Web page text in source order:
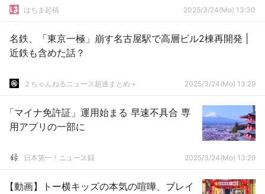
はちま起稿 2025/3/24(Mo) 13:30
名鉄、「東京一極」崩す名古屋駅で高層ビル2棟再開発 |
近鉄も含めた話？
２ちゃんねるニュース超速まとめ＋ 2025/3/24(Mo) 13:29
「マイナ免許証」運用始まる 早速不具合 専
用アプリの一部に
日本第一！ニュース録 2025/3/24(Mo) 13:29
【動画】トー横キッズの本気の喧嘩、ブレイ